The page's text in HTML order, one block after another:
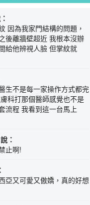
因為我家門結構的問題，
後離牆壁超近 我根本沒辦
給他辨視人臉 但掌紋就
生不是每一家操作方式都完
科打那個醫師感覺也不是
流程 我看到這一台馬上
：
止啊!
亞又可愛又傲嬌，真的好想